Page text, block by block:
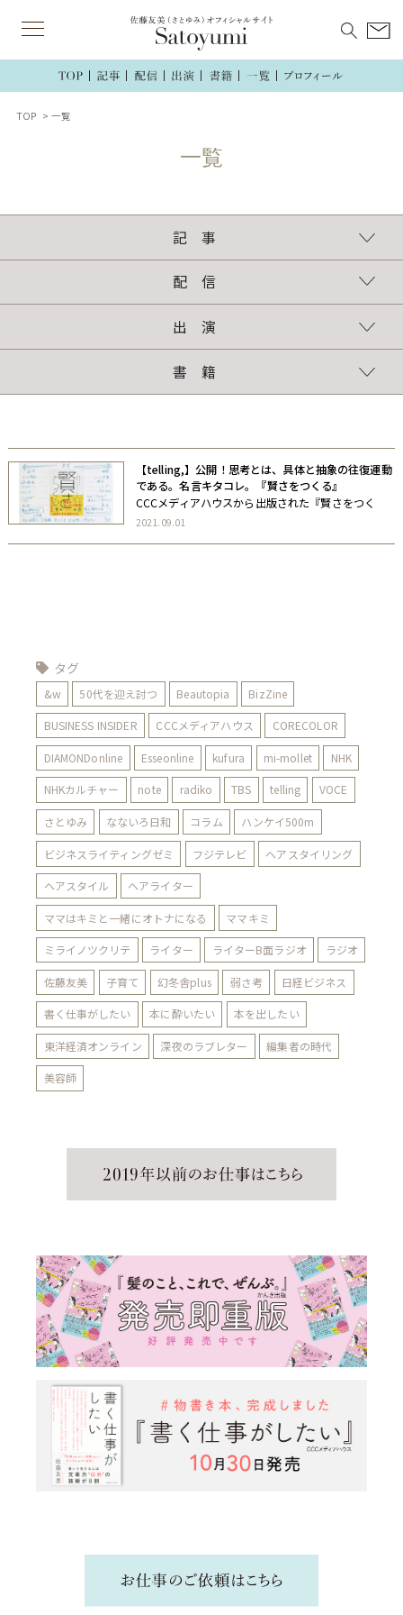
TOP 一覧
記 事
配 信
出 演
書 籍
【telling,】公開！思考とは、具体と抽象の往復運動
である。名言キタコレ。『賢さをつくる』
CCCメディアハウスから出版された『賢さをつく
る 頭はよくなる。よくなりたければ。』（谷川祐
2021.09.01
タグ
&w 50代を迎え討つ Beautopia BizZine
BUSINESS INSIDER CCCメディアハウス CORECOLOR
DIAMONDonline Esseonline kufura mi-mollet NHK
NHKカルチャー note radiko TBS telling VOCE
さとゆみ なないろ日和 コラム ハンケイ500m
ビジネスライティングゼミ フジテレビ ヘアスタイリング
ヘアスタイル ヘアライター
ママはキミと一緒にオトナになる ママキミ
ミライノツクリテ ライター ライターB面ラジオ ラジオ
佐藤友美 子育て 幻冬舎plus 弱さ考 日経ビジネス
書く仕事がしたい 本に酔いたい 本を出したい
東洋経済オンライン 深夜のラブレター 編集者の時代
美容師